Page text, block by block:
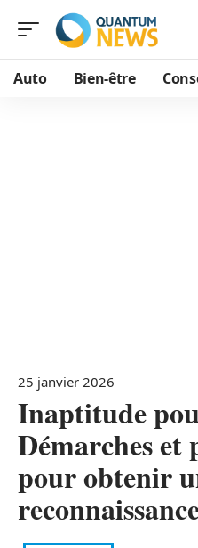
Auto Bien-être
25 janvier 2026
Inaptitude
Démarches et
pour obtenir